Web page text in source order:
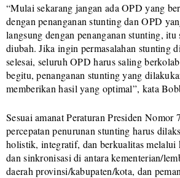
“Mulai sekarang jangan ada OPD yang
dengan penanganan stunting dan OPD
langsung dengan penanganan stunting, itu
diubah. Jika ingin permasalahan stunting
selesai, seluruh OPD harus saling
begitu, penanganan stunting yang
memberikan hasil yang optimal”, kata
Sesuai amanat Peraturan Presiden Nomor
percepatan penurunan stunting harus
holistik, integratif, dan berkualitas melalui
dan sinkronisasi di antara kementerian/
daerah provinsi/kabupaten/kota, dan